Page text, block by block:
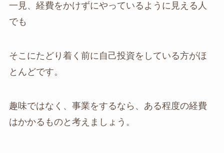
一見、経費をかけずにやっているように見える人
でも
そこにたどり着く前に自己投資をしている方がほ
とんどです。
趣味ではなく、事業をするなら、ある程度の経費
はかかるものと考えましょう。